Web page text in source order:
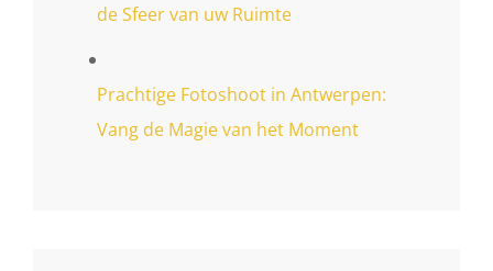
de Sfeer van uw Ruimte
Prachtige Fotoshoot in Antwerpen:
Vang de Magie van het Moment